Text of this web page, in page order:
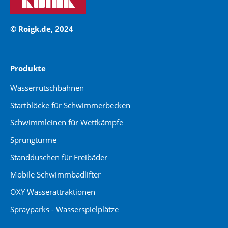
© Roigk.de, 2024
Produkte
Wasserrutschbahnen
Startblöcke für Schwimmerbecken
Schwimmleinen für Wettkämpfe
Sprungtürme
Standduschen für Freibäder
Mobile Schwimmbadlifter
OXY Wasserattraktionen
Sprayparks - Wasserspielplätze